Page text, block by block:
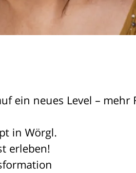
ein neues Level – mehr
in Wörgl.
erleben!